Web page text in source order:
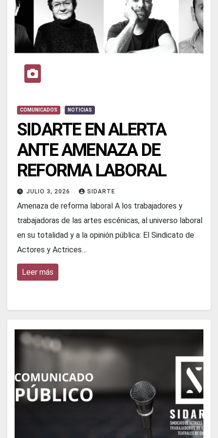
COMUNICADOS NOTICIAS
SIDARTE EN ALERTA
ANTE AMENAZA DE
REFORMA LABORAL
JULIO 3, 2026 SIDARTE
Amenaza de reforma laboral A los trabajadores y
trabajadoras de las artes escénicas, al universo laboral
en su totalidad y a la opinión pública: El Sindicato de
Actores y Actrices…
Leer más